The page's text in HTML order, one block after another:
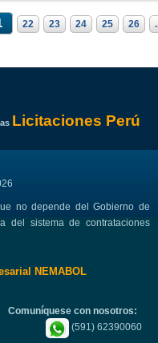
22 23 24 25 26
Licitaciones Perú
no depende del Gobierno de
del sistema de contrataciones
NEMABOL
Comuníquese con nosotros:
(591) 62390060